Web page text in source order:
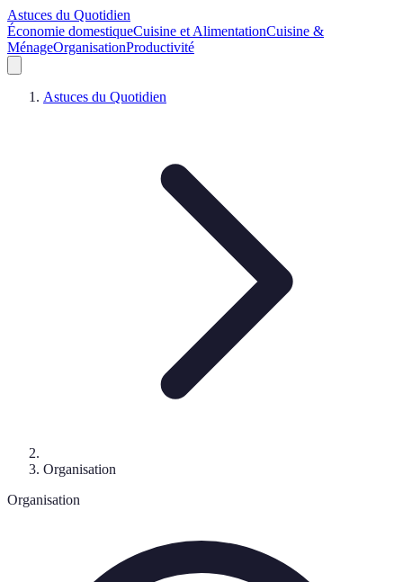
Astuces du Quotidien
Économie domestiqueCuisine et AlimentationCuisine &
MénageOrganisationProductivité
Astuces du Quotidien
Organisation
Organisation